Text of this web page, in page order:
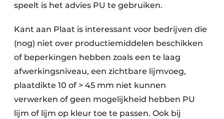
speelt is het advies PU te gebruiken.
Kant aan Plaat is interessant voor bedrijven die
(nog) niet over productiemiddelen beschikken
of beperkingen hebben zoals een te laag
afwerkingsniveau, een zichtbare lijmvoeg,
plaatdikte 10 of > 45 mm niet kunnen
verwerken of geen mogelijkheid hebben PU
lijm of lijm op kleur toe te passen. Ook bij